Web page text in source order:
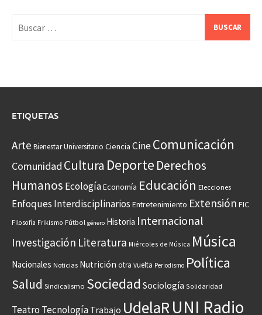
ETIQUETAS
Arte Bienestar Universitario Ciencia CineComunicación
Comunidad Cultura Deporte Derechos
Humanos EcologíaEconomía Educación Elecciones
Enfoques Interdisciplinarios Entretenimiento Extensión FIC
Filosofía Frikismo Fútbol género Historia Internacional
Investigación Literatura Miércoles de Música Música
Nacionales Noticias Nutrición otra vuelta Periodismo Política
Salud Sindicalismo Sociedad Sociología Solidaridad
Teatro Tecnología Trabajo UdelaRUNI Radio